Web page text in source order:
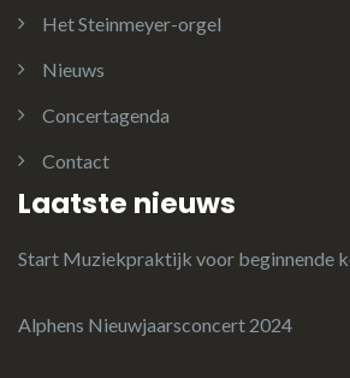
Het Steinmeyer-orgel
Nieuws
Concertagenda
Contact
Laatste nieuws
Start Muziekpraktijk voor beginnende
Alphens Nieuwjaarsconcert 2024